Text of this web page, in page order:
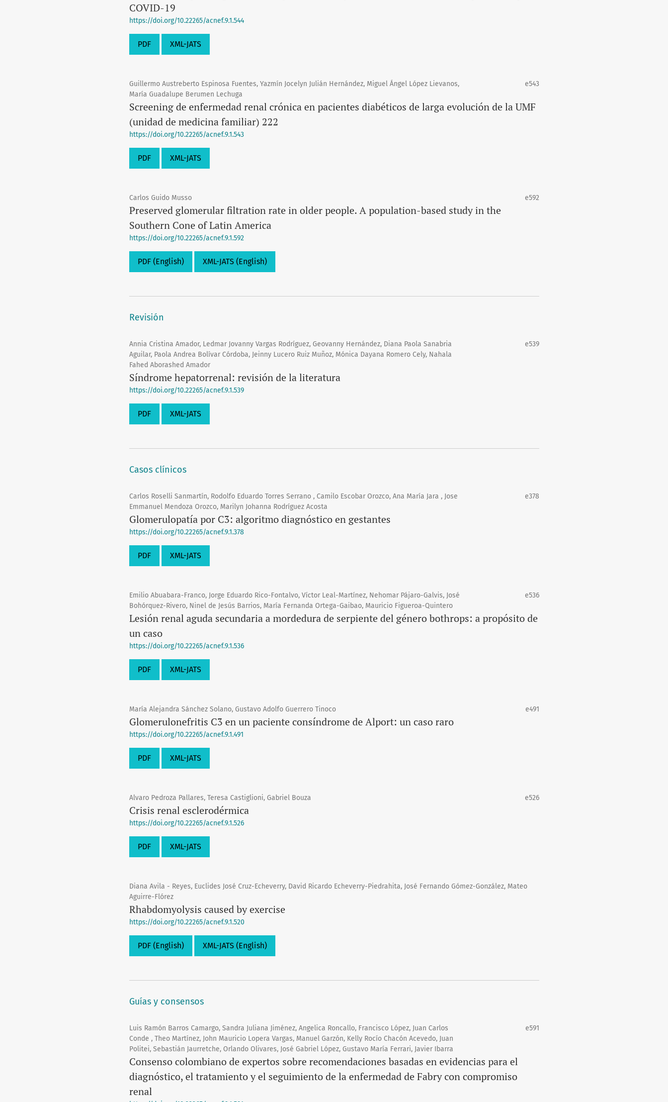
COVID-19
https://doi.org/10.22265/acnef.9.1.544
PDF XML-JATS
Guillermo Austreberto Espinosa Fuentes, Yazmín Jocelyn Julián Hernández, Miguel Ángel López Lievanos,
María Guadalupe Berumen Lechuga
e543
Screening de enfermedad renal crónica en pacientes diabéticos de larga evolución de la UMF
(unidad de medicina familiar) 222
https://doi.org/10.22265/acnef.9.1.543
PDF XML-JATS
Carlos Guido Musso e592
Preserved glomerular filtration rate in older people. A population-based study in the
Southern Cone of Latin America
https://doi.org/10.22265/acnef.9.1.592
PDF (English) XML-JATS (English)
Revisión
Annia Cristina Amador, Ledmar Jovanny Vargas Rodríguez, Geovanny Hernández, Diana Paola Sanabria
Aguilar, Paola Andrea Bolívar Córdoba, Jeinny Lucero Ruiz Muñoz, Mónica Dayana Romero Cely, Nahala
Fahed Aborashed Amador
e539
Síndrome hepatorrenal: revisión de la literatura
https://doi.org/10.22265/acnef.9.1.539
PDF XML-JATS
Casos clínicos
Carlos Roselli Sanmartín, Rodolfo Eduardo Torres Serrano , Camilo Escobar Orozco, Ana María Jara , Jose
Emmanuel Mendoza Orozco, Marilyn Johanna Rodríguez Acosta
e378
Glomerulopatía por C3: algoritmo diagnóstico en gestantes
https://doi.org/10.22265/acnef.9.1.378
PDF XML-JATS
Emilio Abuabara-Franco, Jorge Eduardo Rico-Fontalvo, Víctor Leal-Martínez, Nehomar Pájaro-Galvis, José
Bohórquez-Rivero, Ninel de Jesús Barrios, María Fernanda Ortega-Gaibao, Mauricio Figueroa-Quintero
e536
Lesión renal aguda secundaria a mordedura de serpiente del género bothrops: a propósito de
un caso
https://doi.org/10.22265/acnef.9.1.536
PDF XML-JATS
María Alejandra Sánchez Solano, Gustavo Adolfo Guerrero Tinoco e491
Glomerulonefritis C3 en un paciente consíndrome de Alport: un caso raro
https://doi.org/10.22265/acnef.9.1.491
PDF XML-JATS
Alvaro Pedroza Pallares, Teresa Castiglioni, Gabriel Bouza e526
Crisis renal esclerodérmica
https://doi.org/10.22265/acnef.9.1.526
PDF XML-JATS
Diana Avila - Reyes, Euclides José Cruz-Echeverry, David Ricardo Echeverry-Piedrahita, José Fernando Gómez-González, Mateo
Aguirre-Flórez
Rhabdomyolysis caused by exercise
https://doi.org/10.22265/acnef.9.1.520
PDF (English) XML-JATS (English)
Guías y consensos
Luis Ramón Barros Camargo, Sandra Juliana Jiménez, Angelica Roncallo, Francisco López, Juan Carlos
Conde , Theo Martínez, John Mauricio Lopera Vargas, Manuel Garzón, Kelly Rocío Chacón Acevedo, Juan
Politei, Sebastián Jaurretche, Orlando Olivares, José Gabriel López, Gustavo María Ferrari, Javier Ibarra
e591
Consenso colombiano de expertos sobre recomendaciones basadas en evidencias para el
diagnóstico, el tratamiento y el seguimiento de la enfermedad de Fabry con compromiso
renal